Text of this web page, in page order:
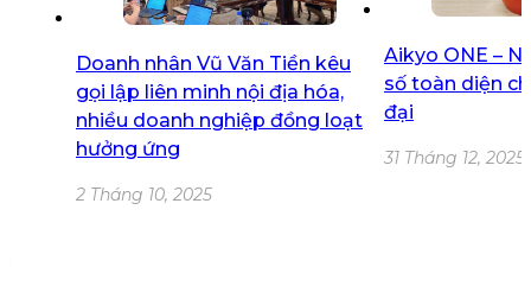
Doanh nhân Vũ Văn Tiền kêu
gọi lập liên minh nội địa hóa,
nhiều doanh nghiệp đồng loạt
hưởng ứng
2 Tháng 10, 2025
Aikyo ONE –
số toàn diện
đại
31 Tháng 12, 2025